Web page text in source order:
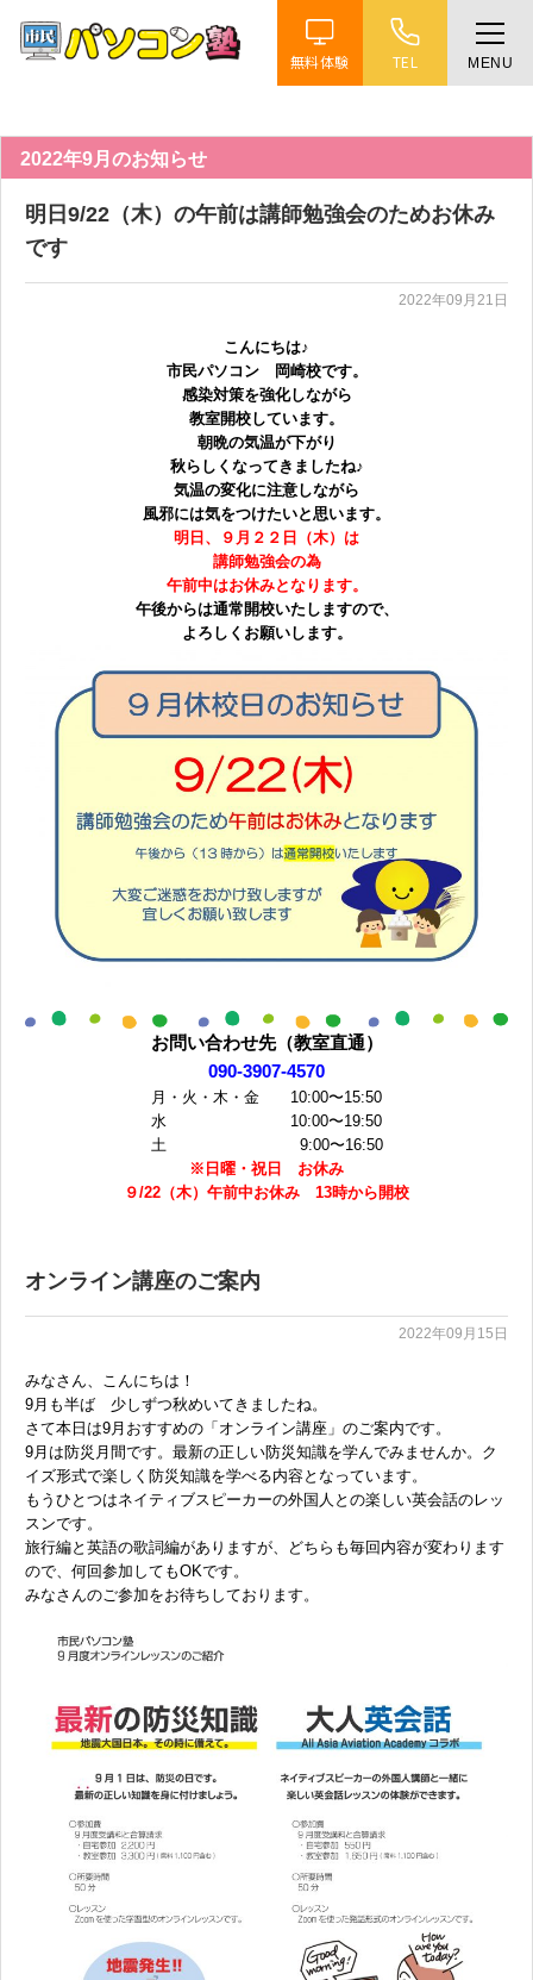
無料体験 TEL MENU
特徴
講座紹介
受講までの流れ
よくある質問
無料体験に申し込む
0120-868-003
受付時間／9:00〜18:00 土日祝休み
2022年9月のお知らせ
明日9/22（木）の午前は講師勉強会のためお休み
です
2022年09月21日
こんにちは♪
市民パソコン 岡崎校です。
感染対策を強化しながら
教室開校しています。
朝晩の気温が下がり
秋らしくなってきましたね♪
気温の変化に注意しながら
風邪には気をつけたいと思います。
明日、９月２２日（木）は
講師勉強会の為
午前中はお休みとなります。
午後からは通常開校いたしますので、
よろしくお願いします。
お問い合わせ先（教室直通）
090-3907-4570
月・火・木・金 10:00〜15:50
水 10:00〜19:50
土 9:00〜16:50
※日曜・祝日 お休み
９/22（木）午前中お休み 13時から開校
オンライン講座のご案内
2022年09月15日
みなさん、こんにちは！
9月も半ば 少しずつ秋めいてきましたね。
さて本日は9月おすすめの「オンライン講座」のご案内です。
9月は防災月間です。最新の正しい防災知識を学んでみませんか。ク
イズ形式で楽しく防災知識を学べる内容となっています。
もうひとつはネイティブスピーカーの外国人との楽しい英会話のレッ
スンです。
旅行編と英語の歌詞編がありますが、どちらも毎回内容が変わります
ので、何回参加してもOKです。
みなさんのご参加をお待ちしております。